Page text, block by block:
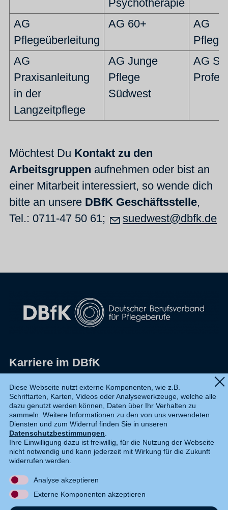
Psychotherapie
AG
Pflegeüberleitung
AG 60+
AG
AG
Praxisanleitung
in der
Langzeitpflege
AG Junge
Pflege
Südwest
AG
Möchtest Du Kontakt zu den
Arbeitsgruppen aufnehmen oder bist an
einer Mitarbeit interessiert, so wende dich
bitte an unsere DBfK Geschäftsstelle,
Tel.: 0711-47 50 61;
suedwest@dbfk.de
Karriere im DBfK
Datenschutz
Shop
Widerruf
Kontakt
DE EN
Diese Webseite nutzt externe Komponenten, wie z.B.
Schriftarten, Karten, Videos oder Analysewerkzeuge, welche alle
dazu genutzt werden können, Daten über Ihr Verhalten zu
sammeln. Weitere Informationen zu den von uns verwendeten
Diensten und zum Widerruf finden Sie in unseren
Datenschutzbestimmungen.
Ihre Einwilligung dazu ist freiwillig, für die Nutzung der Webseite
nicht notwendig und kann jederzeit mit Wirkung für die Zukunft
widerrufen werden.
Analyse akzeptieren
Externe Komponenten akzeptieren